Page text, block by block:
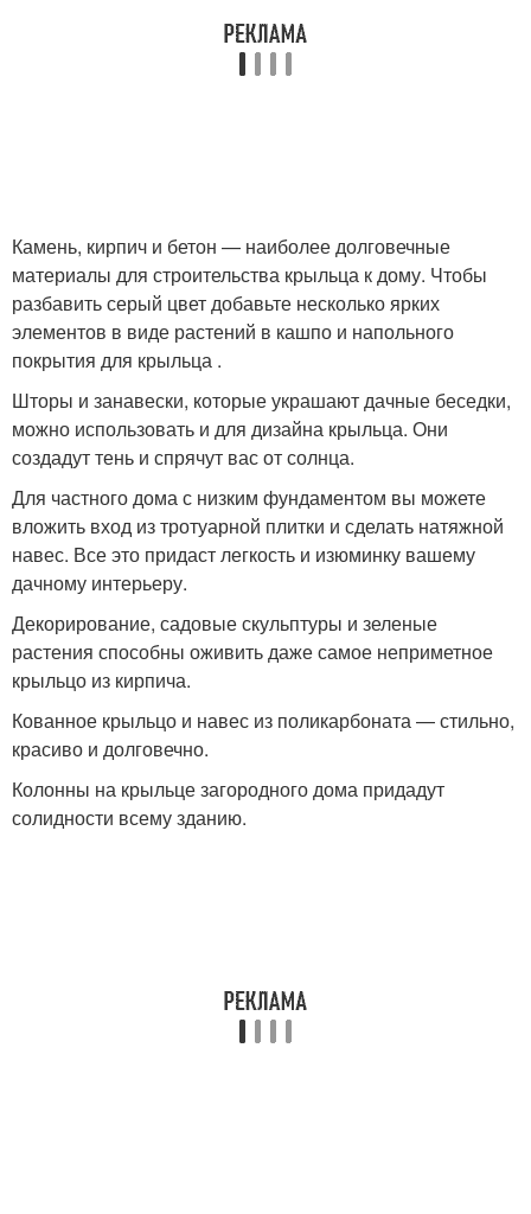
Камень, кирпич и бетон — наиболее долговечные
материалы для строительства крыльца к дому. Чтобы
разбавить серый цвет добавьте несколько ярких
элементов в виде растений в кашпо и напольного
покрытия для крыльца .
Шторы и занавески, которые украшают дачные беседки,
можно использовать и для дизайна крыльца. Они
создадут тень и спрячут вас от солнца.
Для частного дома с низким фундаментом вы можете
вложить вход из тротуарной плитки и сделать натяжной
навес. Все это придаст легкость и изюминку вашему
дачному интерьеру.
Декорирование, садовые скульптуры и зеленые
растения способны оживить даже самое неприметное
крыльцо из кирпича.
Кованное крыльцо и навес из поликарбоната — стильно,
красиво и долговечно.
Колонны на крыльце загородного дома придадут
солидности всему зданию.